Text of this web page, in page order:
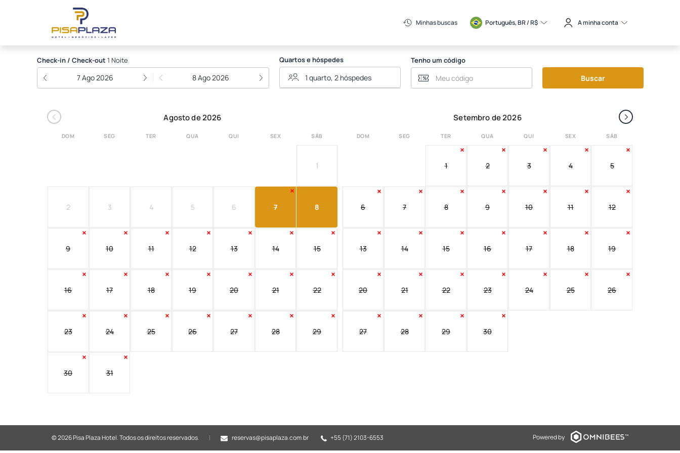
Pisa Plaza Hotel Minhas buscas Português, BR / R$ A minha conta
Check-in / Check-out 1 Noite
7 Ago 2026 8 Ago 2026
Quartos e hóspedes Tenho um código
Buscar
‹ ›
Agosto de 2026
DOM SEG TER QUA QUI SEX SÁB
1
2 3 4 5 6 7 8
9 10 11 12 13 14 15
16 17 18 19 20 21 22
23 24 25 26 27 28 29
30 31
Setembro de 2026
DOM SEG TER QUA QUI SEX SÁB
1 2 3 4 5
6 7 8 9 10 11 12
13 14 15 16 17 18 19
20 21 22 23 24 25 26
27 28 29 30
reservas@pisaplaza.com.br +55 (71) 2103-6553
© 2026 Pisa Plaza Hotel.Todos os direitos reservados. Powered by